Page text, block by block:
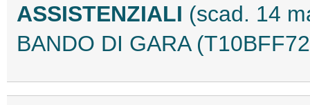
ASSISTENZIALI (scad. 14
BANDO DI GARA